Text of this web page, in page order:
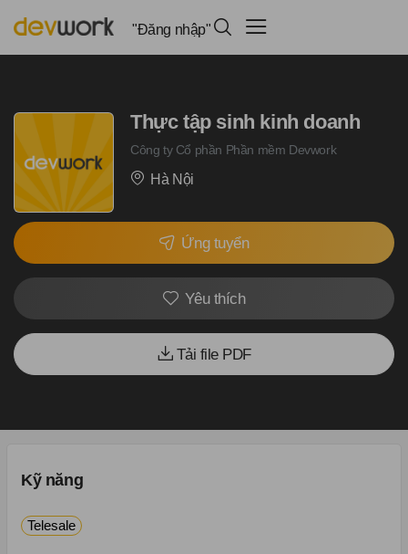
"Đăng nhập"
Thực tập sinh kinh doanh
Công ty Cổ phần Phần mềm Devwork
Hà Nội
Ứng tuyển
Yêu thích
Tải file PDF
Kỹ năng
Telesale